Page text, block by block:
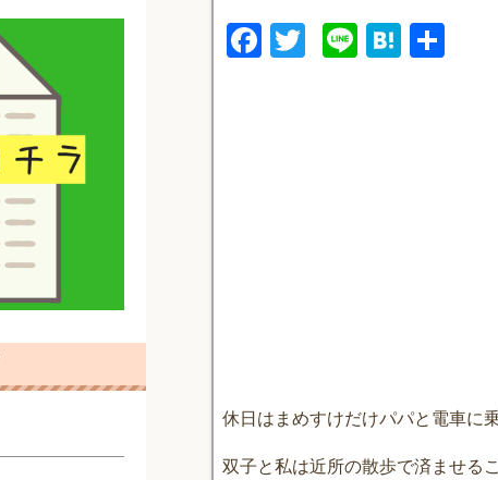
F
Li
H
休日はまめすけだけパパと電車に
双子と私は近所の散歩で済ませる